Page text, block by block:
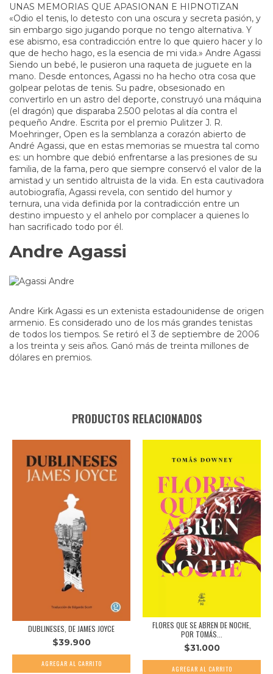
UNAS MEMORIAS QUE APASIONAN E HIPNOTIZAN
«Odio el tenis, lo detesto con una oscura y secreta pasión, y
sin embargo sigo jugando porque no tengo alternativa. Y
ese abismo, esa contradicción entre lo que quiero hacer y lo
que de hecho hago, es la esencia de mi vida.» Andre Agassi
Siendo un bebé, le pusieron una raqueta de juguete en la
mano. Desde entonces, Agassi no ha hecho otra cosa que
golpear pelotas de tenis. Su padre, obsesionado en
convertirlo en un astro del deporte, construyó una máquina
(el dragón) que disparaba 2.500 pelotas al día contra el
pequeño Andre. Escrita por el premio Pulitzer J. R.
Moehringer, Open es la semblanza a corazón abierto de
André Agassi, que en estas memorias se muestra tal como
es: un hombre que debió enfrentarse a las presiones de su
familia, de la fama, pero que siempre conservó el valor de la
amistad y un sentido altruista de la vida. En esta cautivadora
autobiografía, Agassi revela, con sentido del humor y
ternura, una vida definida por la contradicción entre un
destino impuesto y el anhelo por complacer a quienes lo
han sacrificado todo por él.
Andre Agassi
Andre Kirk Agassi es un extenista estadounidense de origen
armenio. Es considerado uno de los más grandes tenistas
de todos los tiempos. Se retiró el 3 de septiembre de 2006
a los treinta y seis años. Ganó más de treinta millones de
dólares en premios.
PRODUCTOS RELACIONADOS
DUBLINESES, DE JAMES JOYCE
$39.900
FLORES QUE SE ABREN DE NOCHE,
POR TOMÁS...
$31.000